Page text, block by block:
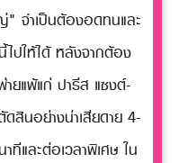
จำเป็นต้องอดทนและ
ไปให้ได้ หลังจากต้อง
ยแพ้แก่ ปารีส แซงต์-
สินอย่างน่าเสียดาย 4-
ทีและต่อเวลาพิเศษ ใน